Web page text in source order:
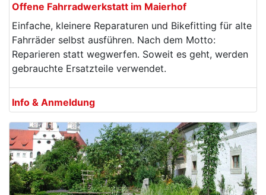
Offene Fahrradwerkstatt im Maierhof
Einfache, kleinere Reparaturen und Bikefitting für alte
Fahrräder selbst ausführen. Nach dem Motto:
Reparieren statt wegwerfen. Soweit es geht, werden
gebrauchte Ersatzteile verwendet.
Info & Anmeldung